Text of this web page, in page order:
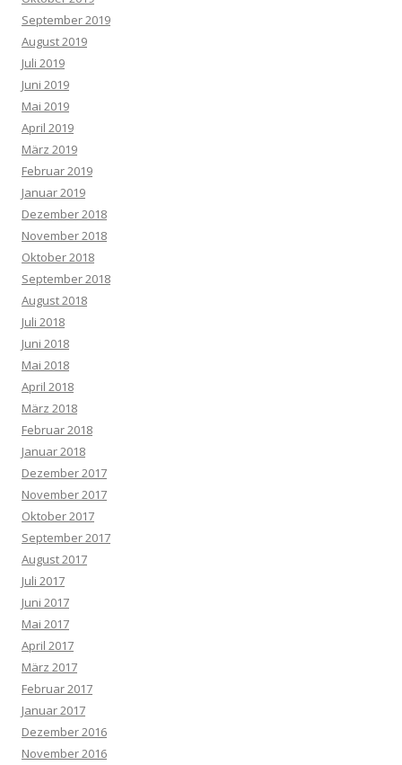
September 2019
August 2019
Juli 2019
Juni 2019
Mai 2019
April 2019
März 2019
Februar 2019
Januar 2019
Dezember 2018
November 2018
Oktober 2018
September 2018
August 2018
Juli 2018
Juni 2018
Mai 2018
April 2018
März 2018
Februar 2018
Januar 2018
Dezember 2017
November 2017
Oktober 2017
September 2017
August 2017
Juli 2017
Juni 2017
Mai 2017
April 2017
März 2017
Februar 2017
Januar 2017
Dezember 2016
November 2016